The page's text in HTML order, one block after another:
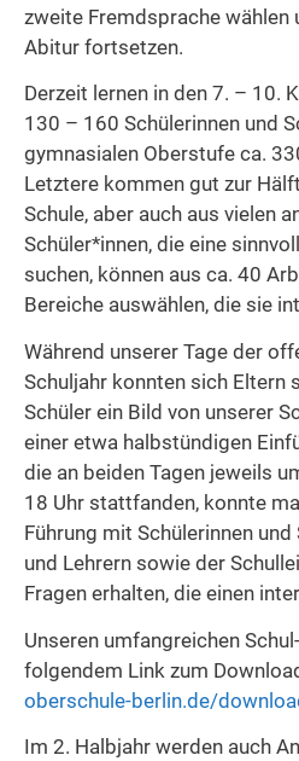
zweite Fremdsprache wählen
Abitur fortsetzen.
Derzeit lernen in den 7. – 10.
130 – 160 Schülerinnen und
gymnasialen Oberstufe ca.
Letztere kommen gut zur
Schule, aber auch aus vielen
Schüler*innen, die eine
suchen, können aus ca. 40
Bereiche auswählen, die sie
Während unserer Tage der
Schuljahr konnten sich Eltern
Schüler ein Bild von unserer
einer etwa halbstündigen
die an beiden Tagen jeweils
18 Uhr stattfanden, konnte
Führung mit Schülerinnen und
und Lehrern sowie der
Fragen erhalten, die einen
Unseren umfangreichen
folgendem Link zum
oberschule-berlin.de/
Im 2. Halbjahr werden auch